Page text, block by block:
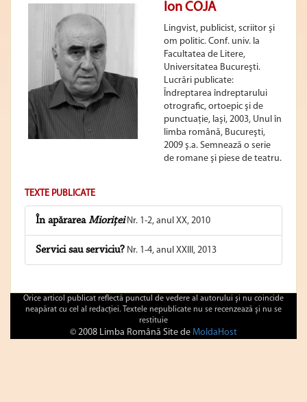
Ion COJA
Lingvist, publicist, scriitor şi
om politic. Conf. univ. la
Facultatea de Litere,
Universitatea Bucureşti.
Lucrări publicate:
Îndreptarea îndreptarului
otrografic, ortoepic şi de
punctuaţie, Iaşi, 2003, Unul în
limba română, Bucureşti,
2009 ş.a. Semnează o serie
de romane şi piese de teatru.
TEXTE PUBLICATE
În apărareaMioriţeiNr. 1-2, anul XX, 2010
Servici sau serviciu? Nr. 1-4, anul XXIII, 2013
Orice articol publicat reflectă punctul de vedere al autorului şi nu coincide
neapărat cu cel al redacţiei. Textele nepublicate nu se recenzează şi nu se
restituie
© 2008 Limba Română Site de MoldaHost